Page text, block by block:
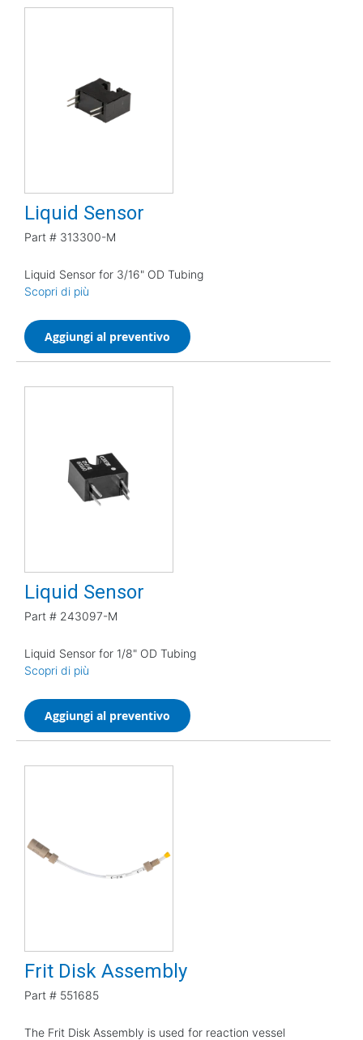
Liquid Sensor
Part # 313300-M
Liquid Sensor for 3/16" OD Tubing
Scopri di più
Aggiungi al preventivo
Liquid Sensor
Part # 243097-M
Liquid Sensor for 1/8" OD Tubing
Scopri di più
Aggiungi al preventivo
Frit Disk Assembly
Part # 551685
The Frit Disk Assembly is used for reaction vessel